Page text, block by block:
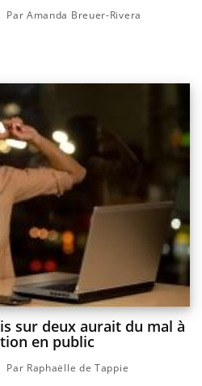
Par Amanda Breuer-Rivera
sur deux aurait du mal à
en public
Par Raphaëlle de Tappie